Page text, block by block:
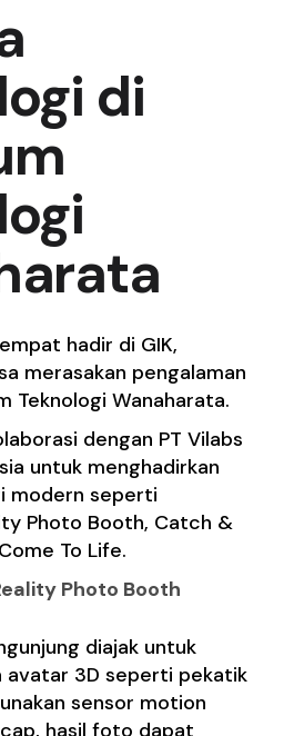
di
hadir di GIK,
merasakan pengalaman
Teknologi Wanaharata.
dengan PT Vilabs
untuk menghadirkan
modern seperti
Photo Booth, Catch &
To Life.
Photo Booth
diajak untuk
3D seperti pekatik
sensor motion
hasil foto dapat